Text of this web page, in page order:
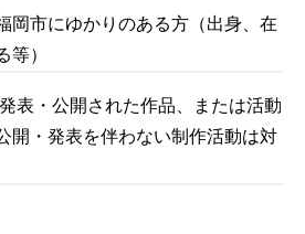
岡市にゆかりのある方（出身、在
等）
表・公開された作品、または活動
開・発表を伴わない制作活動は対